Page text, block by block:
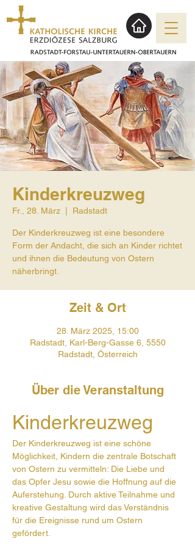
Kinderkreuzweg
Fr., 28. März Radstadt
Der Kinderkreuzweg ist eine besondere
Form der Andacht, die sich an Kinder richtet
und ihnen die Bedeutung von Ostern
Zeit & Ort
28. März 2025, 15:00
Radstadt, Karl-Berg-Gasse 6, 5550
Radstadt, Österreich
Über die Veranstaltung
Kinderkreuzweg
Der Kinderkreuzweg ist eine schöne
Möglichkeit, Kindern die zentrale Botschaft
von Ostern zu vermitteln: Die Liebe und
das Opfer Jesu sowie die Hoffnung auf die
Auferstehung. Durch aktive Teilnahme und
kreative Gestaltung wird das Verständnis
für die Ereignisse rund um Ostern
gefördert.